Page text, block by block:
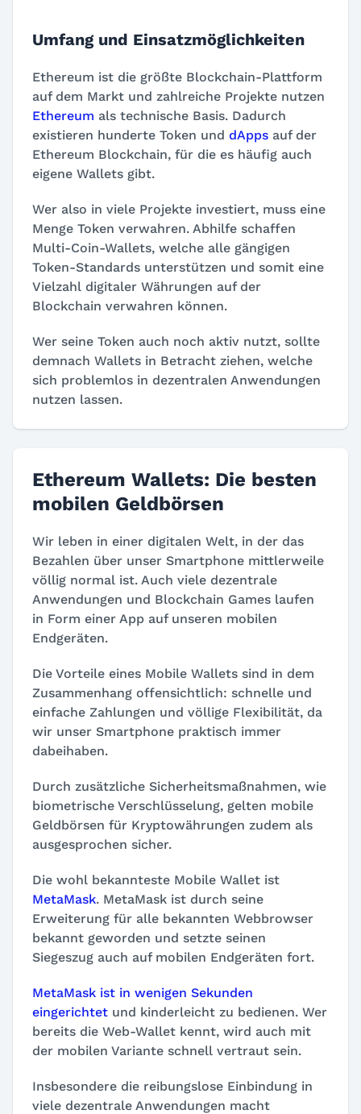
Umfang und Einsatzmöglichkeiten
Ethereum ist die größte Blockchain-Plattform
auf dem Markt und zahlreiche Projekte nutzen
Ethereum als technische Basis. Dadurch
existieren hunderte Token und dApps auf der
Ethereum Blockchain, für die es häufig auch
eigene Wallets gibt.
Wer also in viele Projekte investiert, muss eine
Menge Token verwahren. Abhilfe schaffen
Multi-Coin-Wallets, welche alle gängigen
Token-Standards unterstützen und somit eine
Vielzahl digitaler Währungen auf der
Blockchain verwahren können.
Wer seine Token auch noch aktiv nutzt, sollte
demnach Wallets in Betracht ziehen, welche
sich problemlos in dezentralen Anwendungen
nutzen lassen.
Ethereum Wallets: Die besten
mobilen Geldbörsen
Wir leben in einer digitalen Welt, in der das
Bezahlen über unser Smartphone mittlerweile
völlig normal ist. Auch viele dezentrale
Anwendungen und Blockchain Games laufen
in Form einer App auf unseren mobilen
Endgeräten.
Die Vorteile eines Mobile Wallets sind in dem
Zusammenhang offensichtlich: schnelle und
einfache Zahlungen und völlige Flexibilität, da
wir unser Smartphone praktisch immer
dabeihaben.
Durch zusätzliche Sicherheitsmaßnahmen, wie
biometrische Verschlüsselung, gelten mobile
Geldbörsen für Kryptowährungen zudem als
ausgesprochen sicher.
Die wohl bekannteste Mobile Wallet ist
MetaMask. MetaMask ist durch seine
Erweiterung für alle bekannten Webbrowser
bekannt geworden und setzte seinen
Siegeszug auch auf mobilen Endgeräten fort.
MetaMask ist in wenigen Sekunden
eingerichtet und kinderleicht zu bedienen. Wer
bereits die Web-Wallet kennt, wird auch mit
der mobilen Variante schnell vertraut sein.
Insbesondere die reibungslose Einbindung in
viele dezentrale Anwendungen macht